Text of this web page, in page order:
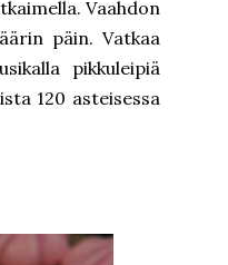
Vaahdon
päin. Vatkaa
pikkuleipiä
120 asteisessa